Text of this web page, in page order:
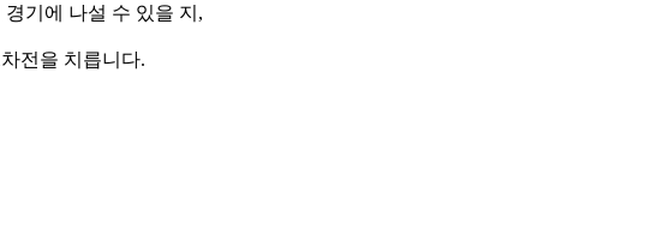
기에 나설 수 있을 지,
전을 치릅니다.